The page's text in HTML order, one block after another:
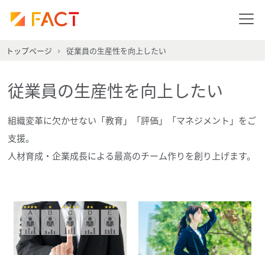
トップページ 従業員の生産性を向上したい
従業員の生産性を向上したい
組織変革に欠かせない「教育」「評価」「マネジメント」をご
支援。
人材育成・企業成長による最高のチーム作りを創り上げます。